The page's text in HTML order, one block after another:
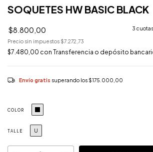
SOQUETES HW BASIC BLACK
$8.800,00 3
Precio sin impuestos $7.272,73
$7.480,00 con Transferencia o depósito
Envío gratis superando los $175.000,00
COLOR
TALLE U